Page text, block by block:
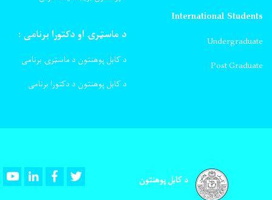
International Students
Undergraduate
Post Graduate
د ماسټرۍ او دکتورا برنامی :
د کابل پوهنتون د ماسټرۍ برنامی
د کابل پوهنتون د دکتورا برنامی
د کابل پوهنتون YoutubeLinkedInFacebook